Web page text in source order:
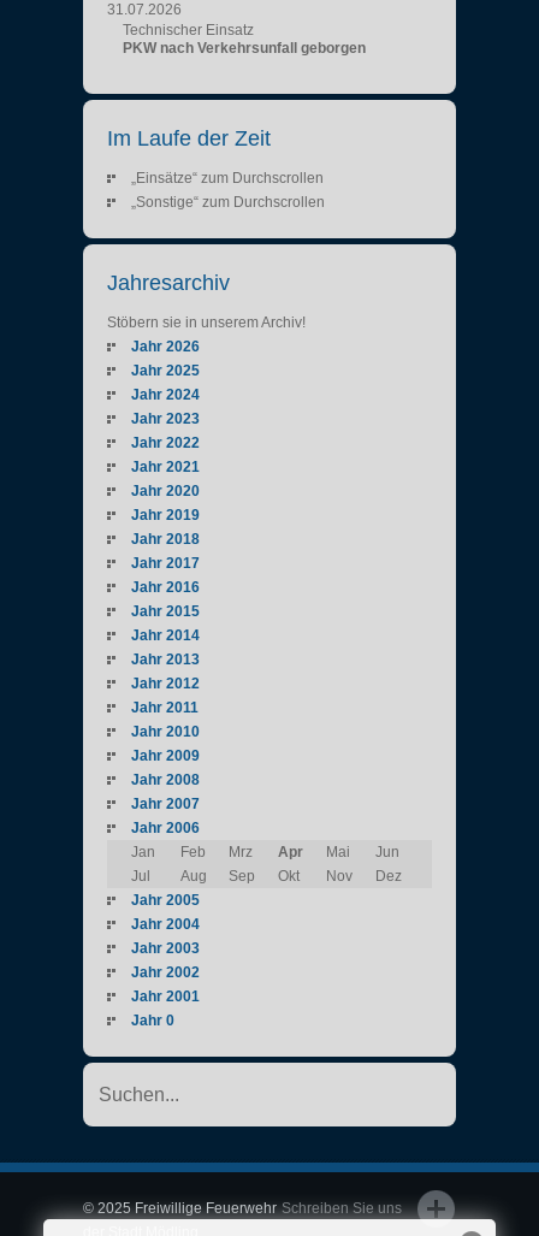
31.07.2026
Technischer Einsatz
PKW nach Verkehrsunfall geborgen
Im Laufe der Zeit
„Einsätze“ zum Durchscrollen
„Sonstige“ zum Durchscrollen
Jahresarchiv
Stöbern sie in unserem Archiv!
Jahr 2026
Jahr 2025
Jahr 2024
Jahr 2023
Jahr 2022
Jahr 2021
Jahr 2020
Jahr 2019
Jahr 2018
Jahr 2017
Jahr 2016
Jahr 2015
Jahr 2014
Jahr 2013
Jahr 2012
Jahr 2011
Jahr 2010
Jahr 2009
Jahr 2008
Jahr 2007
Jahr 2006
Jan
Feb Mrz Apr Mai
Jun
Jul
Aug Sep Okt Nov
Dez
Jahr 2005
Jahr 2004
Jahr 2003
Jahr 2002
Jahr 2001
Jahr 0
Schreiben Sie uns
© 2025 Freiwillige Feuerwehr